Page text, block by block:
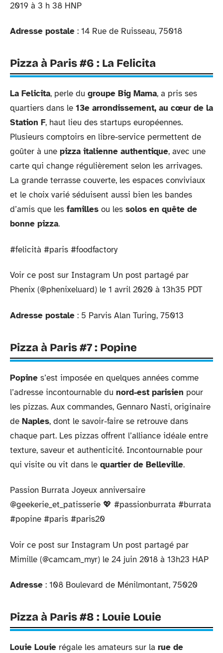
2019 à 3 h 38 HNP
Adresse postale : 14 Rue de Ruisseau, 75018
Pizza à Paris #6 : La Felicita
La Felicita, perle du groupe Big Mama, a pris ses
quartiers dans le 13e arrondissement, au cœur de la
Station F, haut lieu des startups européennes.
Plusieurs comptoirs en libre-service permettent de
goûter à une pizza italienne authentique, avec une
carte qui change régulièrement selon les arrivages.
La grande terrasse couverte, les espaces conviviaux
et le choix varié séduisent aussi bien les bandes
d’amis que les familles ou les solos en quête de
bonne pizza.
#felicità #paris #foodfactory
Voir ce post sur Instagram Un post partagé par
Phenix (@phenixeluard) le 1 avril 2020 à 13h35 PDT
Adresse postale : 5 Parvis Alan Turing, 75013
Pizza à Paris #7 : Popine
Popine s’est imposée en quelques années comme
l’adresse incontournable du nord-est parisien pour
les pizzas. Aux commandes, Gennaro Nasti, originaire
de Naples, dont le savoir-faire se retrouve dans
chaque part. Les pizzas offrent l’alliance idéale entre
texture, saveur et authenticité. Incontournable pour
qui visite ou vit dans le quartier de Belleville.
Passion Burrata Joyeux anniversaire
@geekerie_et_patisserie 💖 #passionburrata #burrata
#popine #paris #paris20
Voir ce post sur Instagram Un post partagé par
Mimille (@camcam_myr) le 24 juin 2018 à 13h23 HAP
Adresse : 108 Boulevard de Ménilmontant, 75020
Pizza à Paris #8 : Louie Louie
Louie Louie régale les amateurs sur la rue de